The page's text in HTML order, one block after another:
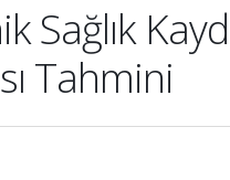
Sağlık
Tahmini